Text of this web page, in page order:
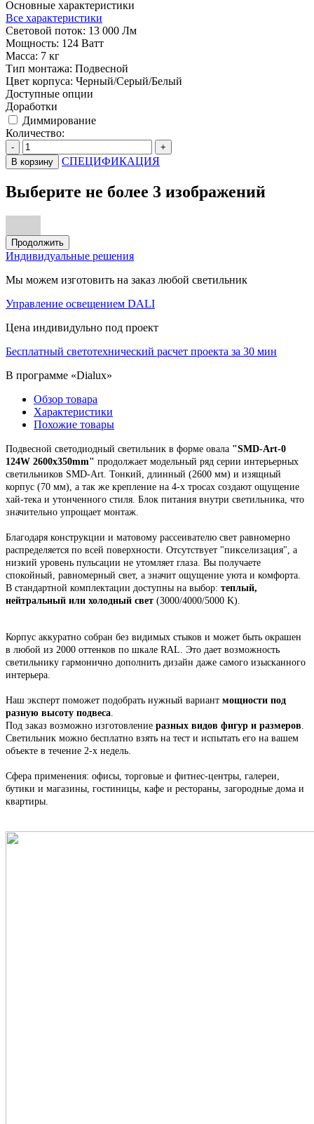
Основные характеристики
Все характеристики
Световой поток: 13 000 Лм
Мощность: 124 Ватт
Масса: 7 кг
Тип монтажа: Подвесной
Цвет корпуса: Черный/Серый/Белый
Доступные опции
Доработки
Диммирование
Количество:
-
+
В корзину
СПЕЦИФИКАЦИЯ
Выберите не более 3 изображений
Продолжить
Индивидуальные решения
Мы можем изготовить на заказ любой светильник
Управление освещением DALI
Цена индивидульно под проект
Бесплатный светотехнический расчет проекта за 30 мин
В программе «Dialux»
Обзор товара
Характеристики
Похожие товары
Подвесной светодиодный светильник в форме овала "SMD-Art-0
124W 2600х350mm" продолжает модельный ряд серии интерьерных
светильников SMD-Art. Тонкий, длинный (2600 мм) и изящный
корпус (70 мм), а так же крепление на 4-х тросах создают ощущение
хай-тека и утонченного стиля. Блок питания внутри светильника, что
значительно упрощает монтаж.
Благодаря конструкции и матовому рассеивателю свет равномерно
распределяется по всей поверхности. Отсутствует "пикселизация", а
низкий уровень пульсации не утомляет глаза. Вы получаете
спокойный, равномерный свет, а значит ощущение уюта и комфорта.
В стандартной комплектации доступны на выбор: теплый,
нейтральный или холодный свет (3000/4000/5000 K).
Корпус аккуратно собран без видимых стыков и может быть окрашен
в любой из 2000 оттенков по шкале RAL. Это дает возможность
светильнику гармонично дополнить дизайн даже самого изысканного
интерьера.
Наш эксперт поможет подобрать нужный вариант мощности под
разную высоту подвеса.
Под заказ возможно изготовление разных видов фигур и размеров.
Светильник можно бесплатно взять на тест и испытать его на вашем
объекте в течение 2-х недель.
Сфера применения: офисы, торговые и фитнес-центры, галереи,
бутики и магазины, гостиницы, кафе и рестораны, загородные дома и
квартиры.